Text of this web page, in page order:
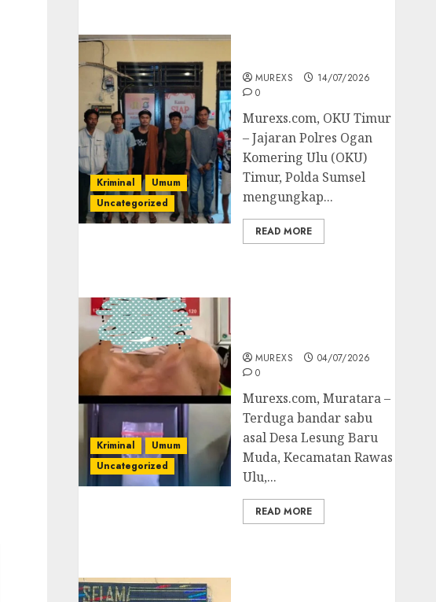
Kriminal
Umum
Uncategorized
MUREXS
14/07/2026
0
Murexs.com, OKU Timur
– Jajaran Polres Ogan
Komering Ulu (OKU)
Timur, Polda Sumsel
mengungkap...
READ MORE
Kriminal
Umum
Uncategorized
MUREXS
04/07/2026
0
Murexs.com, Muratara –
Terduga bandar sabu
asal Desa Lesung Baru
Muda, Kecamatan Rawas
Ulu,...
READ MORE